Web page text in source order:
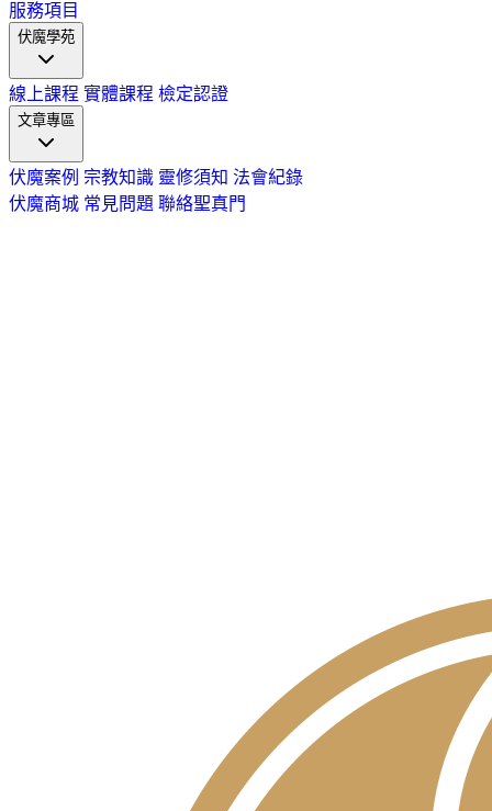
服務項目
伏魔學苑
線上課程 實體課程 檢定認證
文章專區
伏魔案例 宗教知識 靈修須知 法會紀錄
伏魔商城 常見問題 聯絡聖真門